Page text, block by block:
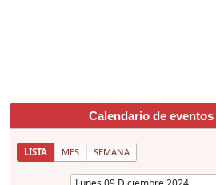
Calendario de
LISTA MES SEMANA